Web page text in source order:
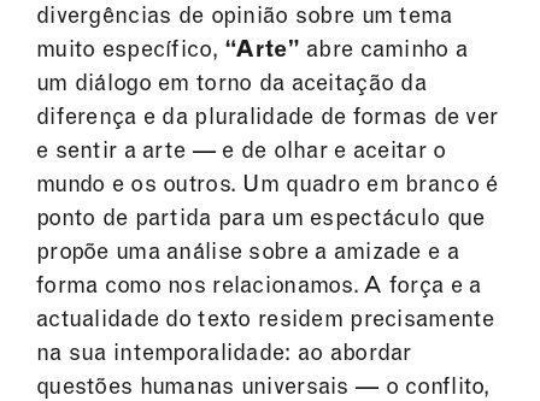
divergências de opinião sobre um tema
muito específico, “Arte” abre caminho a
um diálogo em torno da aceitação da
diferença e da pluralidade de formas de ver
e sentir a arte — e de olhar e aceitar o
mundo e os outros. Um quadro em branco é
ponto de partida para um espectáculo que
propõe uma análise sobre a amizade e a
forma como nos relacionamos. A força e a
actualidade do texto residem precisamente
na sua intemporalidade: ao abordar
questões humanas universais — o conflito,